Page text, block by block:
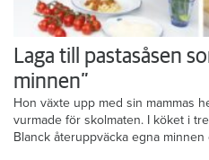
Laga till pastasåsen
minnen”
Hon växte upp med sin mammas
vurmade för skolmaten. I köket i
Blanck återuppväcka egna